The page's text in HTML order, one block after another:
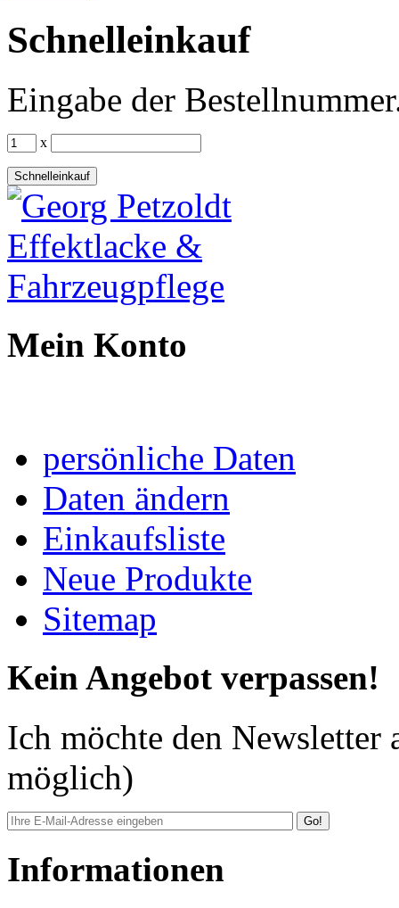
Schnelleinkauf
Eingabe der
x
Schnelleinkauf
Mein Konto
persönliche Daten
Daten ändern
Einkaufsliste
Neue Produkte
Sitemap
Kein Angebot verpassen!
Ich möchte den
möglich)
Go!
Informationen